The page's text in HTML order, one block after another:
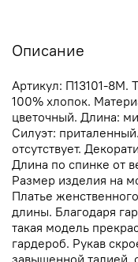
Описание
Артикул: П13101-8М.
100% хлопок.
цветочный. Длина:
Силуэт:
отсутствует.
Длина по спинке от
Размер изделия на
Платье
длины. Благодаря
такая модель
гардероб. Рукав